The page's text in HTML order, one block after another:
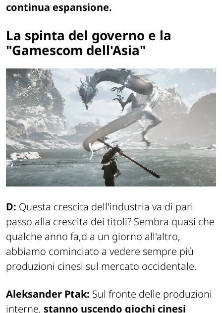
continua espansione.
La spinta del governo e la
"Gamescom dell'Asia"
D: Questa crescita dell'industria va di pari
passo alla crescita dei titoli? Sembra quasi che
qualche anno fa,d a un giorno all'altro,
abbiamo cominciato a vedere sempre più
produzioni cinesi sul mercato occidentale.
Aleksander Ptak: Sul fronte delle produzioni
interne, stanno uscendo giochi cinesi